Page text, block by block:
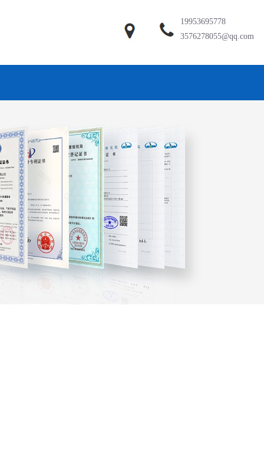
19953695778
3576278055@qq.com